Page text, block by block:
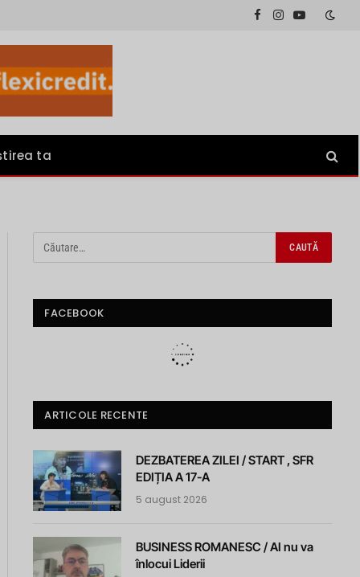
Facebook
InstagramYouTube
ta
FACEBOOK
ARTICOLE RECENTE
DEZBATEREA ZILEI / START , SFR
EDIȚIA A 17-A
5 august 2026
BUSINESS ROMANESC / AI nu va
înlocui Liderii